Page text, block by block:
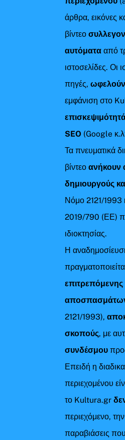
άρθρα, εικόνες
βίντεο
αυτόματααπό
ιστοσελίδες. Οι
πηγές,
εμφάνιση στο
SEO (Google
Τα πνευματικά
βίντεοανήκουν
δημιουργούς
Νόμο 2121/1993
2019/790 (ΕΕ)
ιδιοκτησίας.
Η
2121/1993),
σκοπούς, με
συνδέσμου
Επειδή η
περιεχομένου
το Kultura.gr
περιεχόμενο,
παραβιάσεις